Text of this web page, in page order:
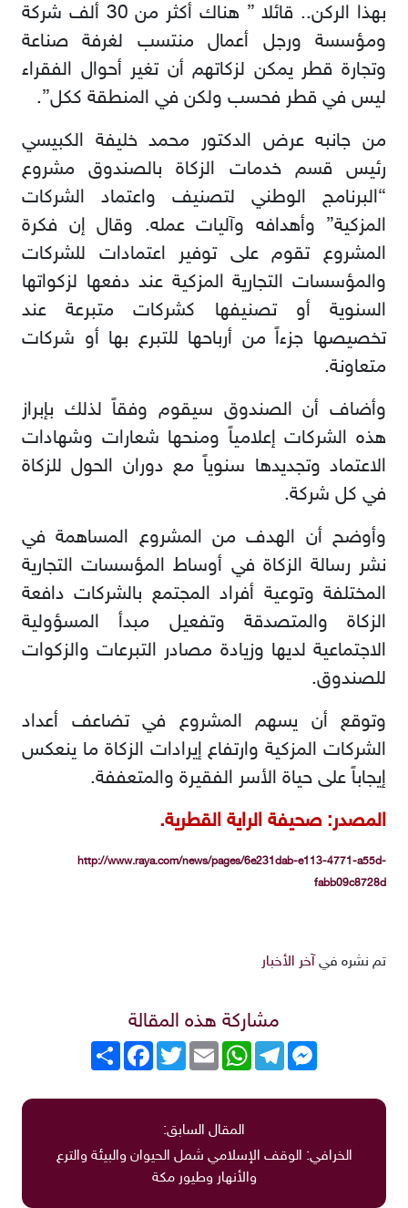
بهذا الركن.. قائلا ” هناك أكثر من 30 ألف شركة
ومؤسسة ورجل أعمال منتسب لغرفة صناعة
وتجارة قطر يمكن لزكاتهم أن تغير أحوال الفقراء
ليس في قطر فحسب ولكن في المنطقة ككل”.
من جانبه عرض الدكتور محمد خليفة الكبيسي
رئيس قسم خدمات الزكاة بالصندوق مشروع
“البرنامج الوطني لتصنيف واعتماد الشركات
المزكية” وأهدافه وآليات عمله. وقال إن فكرة
المشروع تقوم على توفير اعتمادات للشركات
والمؤسسات التجارية المزكية عند دفعها لزكواتها
السنوية أو تصنيفها كشركات متبرعة عند
تخصيصها جزءاً من أرباحها للتبرع بها أو شركات
متعاونة.
وأضاف أن الصندوق سيقوم وفقاً لذلك بإبراز
هذه الشركات إعلامياً ومنحها شعارات وشهادات
الاعتماد وتجديدها سنوياً مع دوران الحول للزكاة
في كل شركة.
وأوضح أن الهدف من المشروع المساهمة في
نشر رسالة الزكاة في أوساط المؤسسات التجارية
المختلفة وتوعية أفراد المجتمع بالشركات دافعة
الزكاة والمتصدقة وتفعيل مبدأ المسؤولية
الاجتماعية لديها وزيادة مصادر التبرعات والزكوات
للصندوق.
وتوقع أن يسهم المشروع في تضاعف أعداد
الشركات المزكية وارتفاع إيرادات الزكاة ما ينعكس
إيجاباً على حياة الأسر الفقيرة والمتعففة.
المصدر: صحيفة الراية القطرية.
http://www.raya.com/news/pages/6e231dab-e113-4771-a55d-
fabb09c8728d
تم نشره في آخر الأخبار
مشاركة هذه المقالة
انشر
FacebookTwitterEmail
WhatsAppTelegram
Messenger
المقال السابق:
الخرافي: الوقف الإسلامي شمل الحيوان والبيئة والترع
والأنهار وطيور مكة